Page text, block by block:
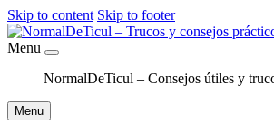
Skip to content Skip to footer
Menu
NormalDeTicul – Consejos útiles y
Menu